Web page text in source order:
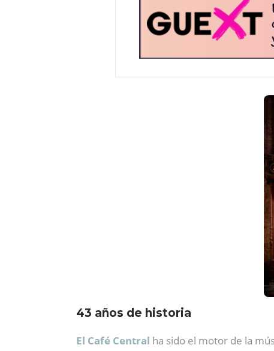
43 años de historia
El Café Central ha sido el motor de la